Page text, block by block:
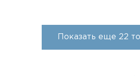
Показать еще 22